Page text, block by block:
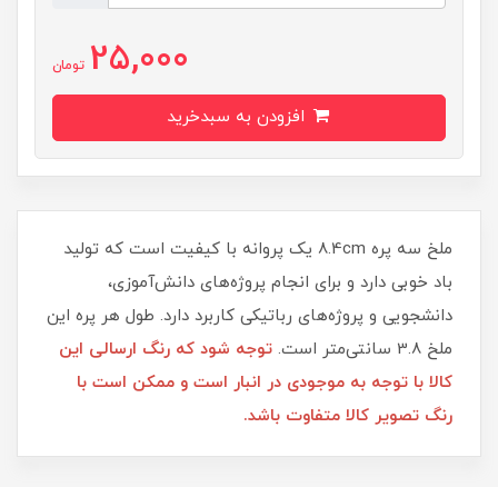
25,000 تومان
ملخ سه پره 8.4cm یک پروانه با کیفیت است که تولید
باد خوبی دارد و برای انجام پروژه‌های دانش‌آموزی،
دانشجویی و پروژه‌های رباتیکی کاربرد دارد. طول هر پره این
ملخ 3.8 سانتی‌متر است.
توجه شود که رنگ ارسالی این
کالا با توجه به موجودی در انبار است و ممکن است با
رنگ تصویر کالا متفاوت باشد.